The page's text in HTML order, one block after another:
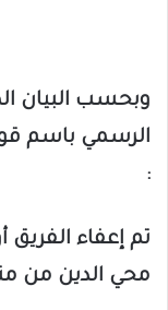
وبحسب البيان
الرسمي باسم
:
تم إعفاء
محي الدين من